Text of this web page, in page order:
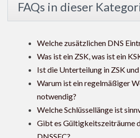
FAQs in dieser
Welche zusätzlichen DNS
Was ist ein ZSK, was ist ein
Ist die Unterteilung in ZSK
Warum ist ein regelmäßiger
notwendig?
Welche Schlüssellänge ist
Gibt es Gültigkeitszeiträume